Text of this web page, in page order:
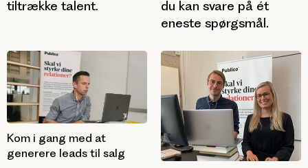
tiltrække talent.
du kan svare på ét
eneste spørgsmål.
Kom i gang med at
generere leads til salg